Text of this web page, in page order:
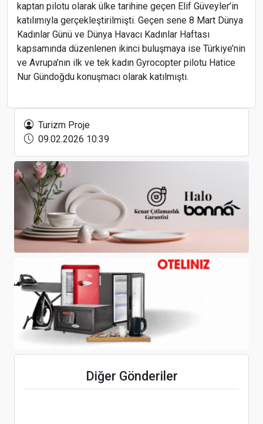
kaptan pilotu olarak ülke tarihine geçen Elif Güveyler’in
katılımıyla gerçekleştirilmişti. Geçen sene 8 Mart Dünya
Kadınlar Günü ve Dünya Havacı Kadınlar Haftası
kapsamında düzenlenen ikinci buluşmaya ise Türkiye’nin
ve Avrupa’nın ilk ve tek kadın Gyrocopter pilotu Hatice
Nur Gündoğdu konuşmacı olarak katılmıştı.
Turizm Proje
09.02.2026 10:39
Diğer Gönderiler
gelişimine destek vermeyi sürdürüyor
Gıda Sektörü, Worldfood İstanbul’da buluşuyor
Tatilsepeti’nden ‘iş’te iyi ve mutlu olma odağı
Aeroflot kışa 260 destinasyonla giriyor